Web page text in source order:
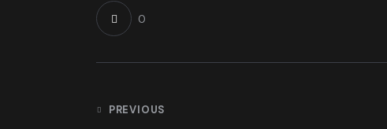
0
PREVIOUS